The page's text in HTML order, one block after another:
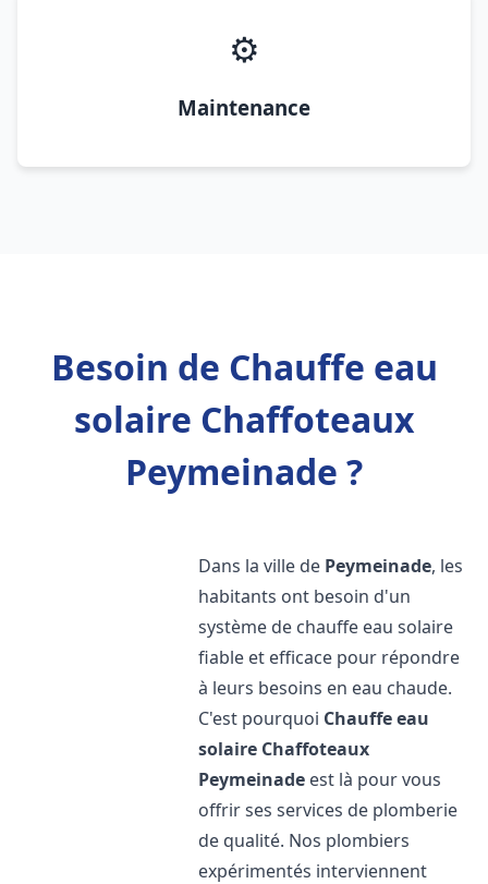
⚙️
Maintenance
Besoin de Chauffe eau
solaire Chaffoteaux
Peymeinade ?
Dans la ville de Peymeinade, les
habitants ont besoin d'un
système de chauffe eau solaire
fiable et efficace pour répondre
à leurs besoins en eau chaude.
C'est pourquoi Chauffe eau
solaire Chaffoteaux
Peymeinade est là pour vous
offrir ses services de plomberie
de qualité. Nos plombiers
expérimentés interviennent